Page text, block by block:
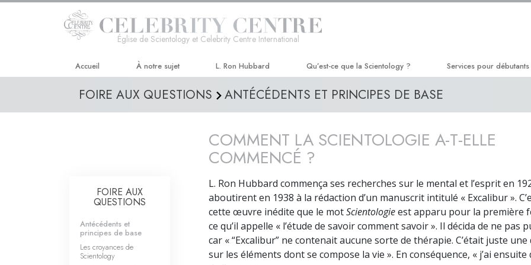
Église de Scientology et Celebrity Centre International
Accueil À notre sujet L. Ron Hubbard Qu’est-ce que la Scientology ?
Croyances et pratiques
Les scientologues et la Scientologie
Rencontrez un scientologue
À l’intérieur d’une église
Les principes de base de la
Scientologie
La Dianétique : Une introduction
Services pour débutants
Amélioration de la vie
FOIRE AUX QUESTIONS ANTÉCÉDENTS ET PRINCIPES DE BASE
COMMENT LA SCIENTOLOGIE A-T-ELLE
COMMENCÉ ?
L. Ron Hubbard commença ses recherches sur le mental et l’esprit en
aboutirent en 1938 à la rédaction d’un manuscrit intitulé « Excalibur ».
cette œuvre inédite que le motScientologieest apparu pour la première
ce qu’il appelle « l’étude de savoir comment savoir ». Il décida de ne pas
car « “Excalibur” ne contenait aucune sorte de thérapie. C’était juste une
sur les éléments dont se compose la vie ». En conséquence, « j’ai ensuite
FOIRE AUX
QUESTIONS
Antécédents et
principes de base
Les croyances de
Scientology